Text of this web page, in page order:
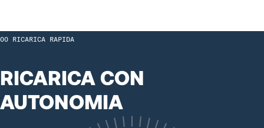
51
52
52
RICARICA RAPIDA
RICARICA CON
AUTONOMIA